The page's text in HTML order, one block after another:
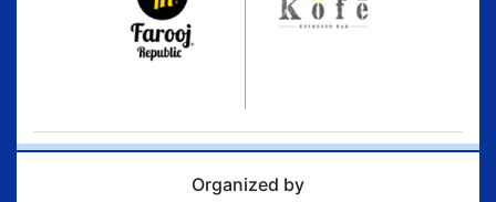
Organized by